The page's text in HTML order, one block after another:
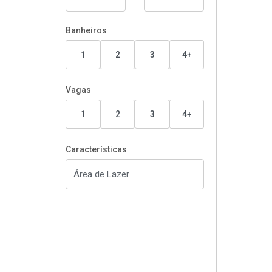
Banheiros
1 2 3 4+
Vagas
1 2 3 4+
Características